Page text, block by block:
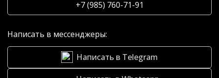
+7 (985) 760-71-91
Написать в мессенджеры:
Написать в Telegram